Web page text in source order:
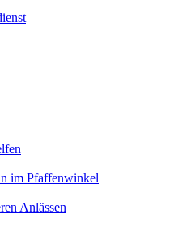
im Pfaffenwinkel
Anlässen